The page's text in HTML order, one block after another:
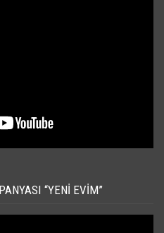
“YENI EVIM”